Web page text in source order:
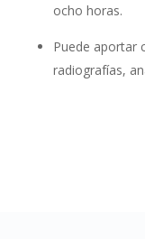
ocho horas.
Puede aportar
radiografías,